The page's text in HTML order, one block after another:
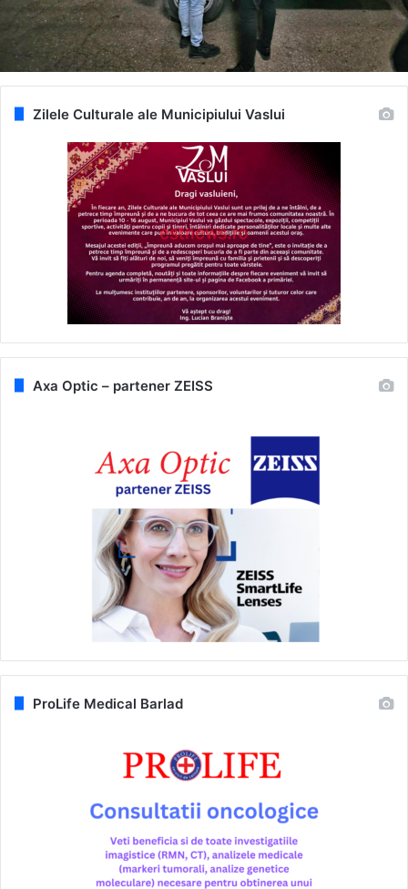
Zilele Culturale ale Municipiului Vaslui
Axa Optic – partener ZEISS
ProLife Medical Barlad